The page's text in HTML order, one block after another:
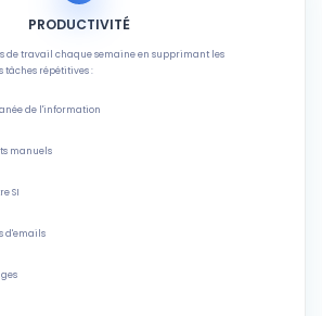
PRODUCTIVITÉ
de travail chaque semaine en supprimant les
tâches répétitives :
de l'information
manuels
SI
d'emails